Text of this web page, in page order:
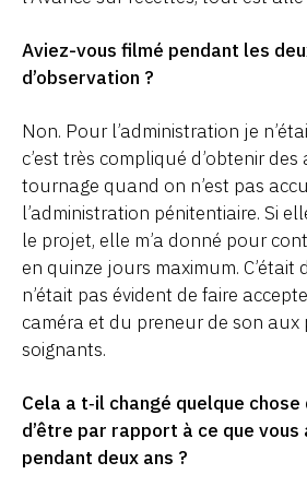
Aviez-vous filmé pendant les
d’observation ?
Non. Pour l’administration je
c’est très compliqué d’obtenir
tournage quand on n’est pas
l’administration pénitentiaire. Si
le projet, elle m’a donné pour
en quinze jours maximum. C’était
n’était pas évident de faire
caméra et du preneur de son
soignants.
Cela a t‑il changé quelque
d’être par rapport à ce que
pendant deux ans ?